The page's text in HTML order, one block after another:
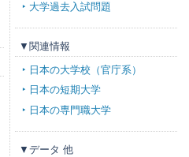
大学過去入試問題
▼関連情報
日本の大学校（官庁系）
日本の短期大学
日本の専門職大学
▼データ 他